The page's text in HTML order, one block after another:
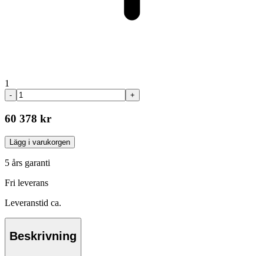
1
- +
60 378 kr
Lägg i varukorgen
5 års garanti
Fri leverans
Leveranstid ca.
Beskrivning